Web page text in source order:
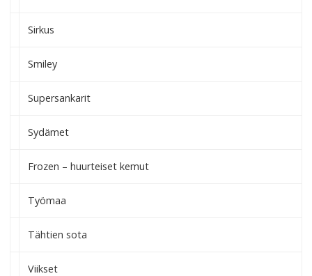
Sirkus
Smiley
Supersankarit
Sydämet
Frozen – huurteiset kemut
Työmaa
Tähtien sota
Viikset